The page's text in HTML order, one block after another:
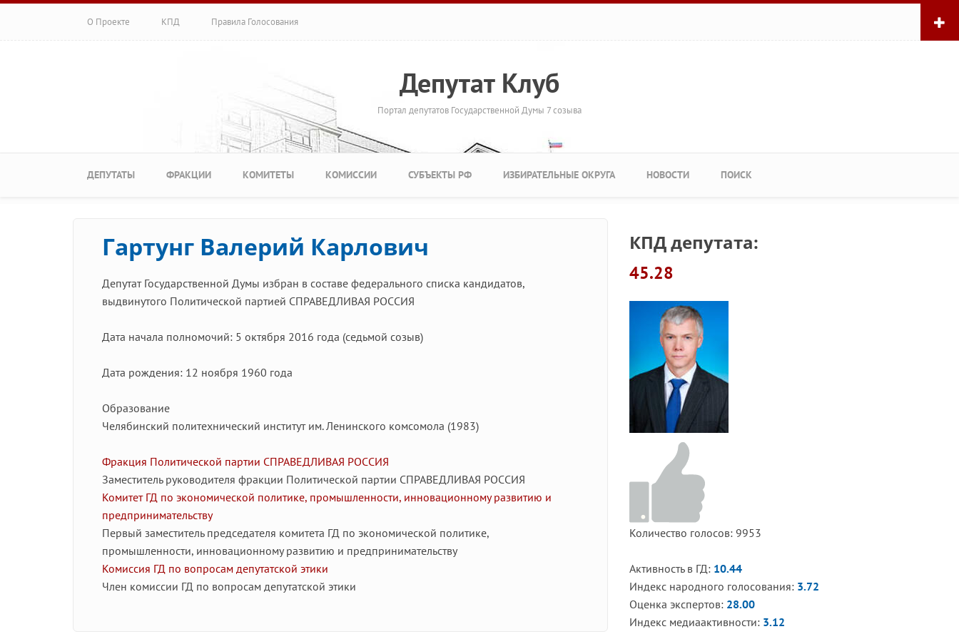
О Проекте КПД Правила Голосования
Депутат Клуб
Портал депутатов Государственной Думы 7 созыва
Главное меню
ДЕПУТАТЫ ФРАКЦИИ КОМИТЕТЫ КОМИССИИ СУБЪЕКТЫ РФ ИЗБИРАТЕЛЬНЫЕ ОКРУГА НОВОСТИ ПОИСК
Гартунг Валерий Карлович
Депутат Государственной Думы избран в составе федерального списка кандидатов,
выдвинутого Политической партией СПРАВЕДЛИВАЯ РОССИЯ
Дата начала полномочий: 5 октября 2016 года (седьмой созыв)
Дата рождения: 12 ноября 1960 года
Образование
Челябинский политехнический институт им. Ленинского комсомола (1983)
Фракция Политической партии СПРАВЕДЛИВАЯ РОССИЯ
Заместитель руководителя фракции Политической партии СПРАВЕДЛИВАЯ РОССИЯ
Комитет ГД по экономической политике, промышленности, инновационному развитию и
предпринимательству
Первый заместитель председателя комитета ГД по экономической политике,
промышленности, инновационному развитию и предпринимательству
Комиссия ГД по вопросам депутатской этики
Член комиссии ГД по вопросам депутатской этики
КПД депутата:
45.28
Количество голосов: 9953
Активность в ГД: 10.44
Индекс народного голосования: 3.72
Оценка экспертов: 28.00
Индекс медиаактивности: 3.12